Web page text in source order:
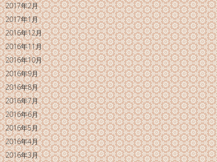
2017年2月
2017年1月
2016年12月
2016年11月
2016年10月
2016年9月
2016年8月
2016年7月
2016年6月
2016年5月
2016年4月
2016年3月